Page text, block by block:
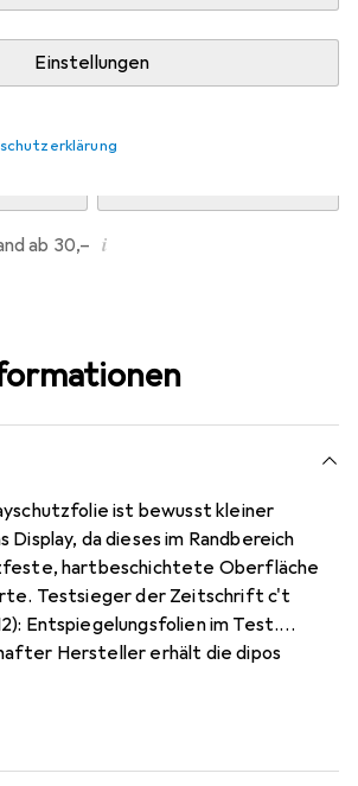
Einstellungen
ab 30,– i
ist bewusst kleiner
Display, da dieses im Randbereich
hartbeschichtete Oberfläche
Testsieger der Zeitschrift c't
Entspiegelungsfolien im Test.
Hersteller erhält die dipos
Bewusst kleiner als das LG Velvet
zu entfernen (ohne